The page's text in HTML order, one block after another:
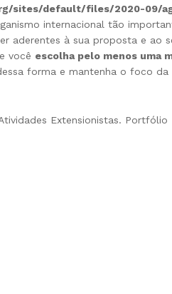
sites/default/files/2020-09/
internacional tão
aderentes à sua proposta e ao
você escolha pelo menos uma
forma e mantenha o foco da
Extensionistas. Portfólio